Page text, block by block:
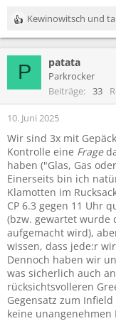
R
e
i
n
n
:
Kewinowitsch und
P patata
Parkrocker
Beiträge
33
10. Juni 2025
Wir sind 3x mit
Kontrolle eine Frage
haben ("Glas, Gas
Einerseits bin ich
Klamotten im
CP 6.3 gegen 11 Uhr
(bzw. gewartet wurde
aufgemacht wird),
wissen, dass jede:r
Dennoch haben wir
was sicherlich auch
rücksichtsvolleren
Gegensatz zum
keine unangenehmen